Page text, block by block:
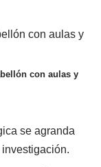
con aulas y
se agranda